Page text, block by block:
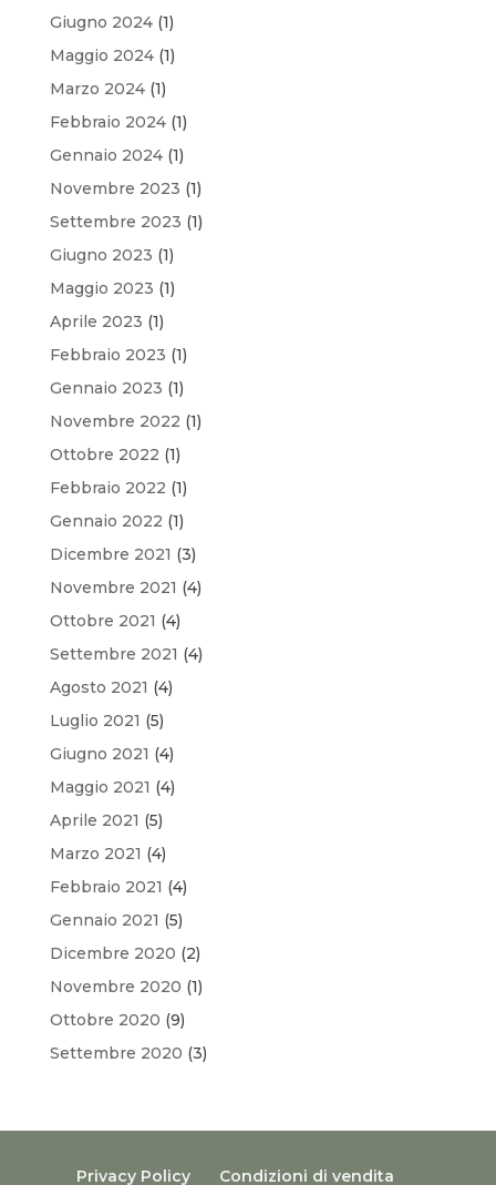
Giugno 2024(1)
Maggio 2024(1)
Marzo 2024(1)
Febbraio 2024(1)
Gennaio 2024(1)
Novembre 2023 (1)
Settembre 2023 (1)
Giugno 2023 (1)
Maggio 2023 (1)
Aprile 2023 (1)
Febbraio 2023 (1)
Gennaio 2023 (1)
Novembre 2022 (1)
Ottobre 2022 (1)
Febbraio 2022 (1)
Gennaio 2022 (1)
Dicembre 2021 (3)
Novembre 2021 (4)
Ottobre 2021 (4)
Settembre 2021 (4)
Agosto 2021 (4)
Luglio 2021 (5)
Giugno 2021 (4)
Maggio 2021 (4)
Aprile 2021 (5)
Marzo 2021 (4)
Febbraio 2021 (4)
Gennaio 2021 (5)
Dicembre 2020 (2)
Novembre 2020 (1)
Ottobre 2020 (9)
Settembre 2020 (3)
Privacy Policy Condizioni di vendita